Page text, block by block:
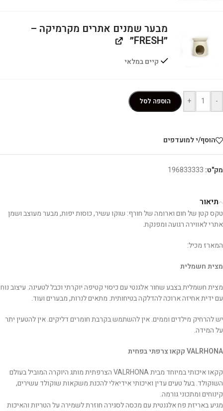
מבער שמנים אתרים מקרמיקה –
״FRESH״
קיים במלאי
-
+ הוספה לסל
הוסף/י למועדפים
מק"ט: 196833333
תיאור
טקס קטן של חום וארומה של חורף: שוקו עשיר, כוסות יפות, מבער מעוצב ושמן
אתרי לאווירה רגועה ומפנקת.
המארז מכיל:
מצית חשמלית
מצית חשמלית בצבע שחור אלגנטי עם כיסוי קטיפה יוקרתי וכבל לטעינה. עיצוב נוח
עם ידית אחיזה ארוכה להדלקה בטיחותית. מתאים לנרות, מבערים ועוד.
יש להרחיק מילדים וממים. אין להשתמש בקרבת חומרים דליקים. אין להטעין יתר
על המידה.
VALRHONA קקאו צרפתי בפחית
קקאו איכותי במיוחד מבית VALRHONA הצרפתית מותג היוקרה המוביל בעולם
השוקולד. בעל טעים עדין ואיכותי אידיאלי להכנת משקאות שוקולד עשירים,
קינוחים ומתכוני גורמה.
מגיע באריזת פח אלגנטית עם מכסה לסגירה חוזרת לשמירה על הטריות והאיכות